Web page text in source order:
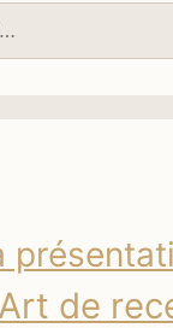
Art de